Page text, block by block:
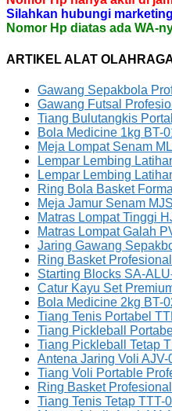
Silahkan hubungi
Nomor Hp diatas ada WA-
ARTIKEL ALAT
Gawang Sepakbola
Gawang Futsal
Tiang Bulutangkis
Bola Medicine 1kg BT-
Meja Lompat Senam
Lempar Lembing
Lempar Lembing
Ring Bola Basket
Meja Jamur Senam
Matras Lompat Tinggi
Matras Lompat Galah
Jaring Gawang
Ring Basket
Starting Blocks SA-
Catur Kayu Set
Bola Medicine 2kg BT-
Tiang Tenis Portabel
Tiang Pickleball
Tiang Pickleball Tetap
Antena Jaring Voli AJV-
Tiang Voli Portable
Ring Basket
Tiang Tenis Tetap TTT-